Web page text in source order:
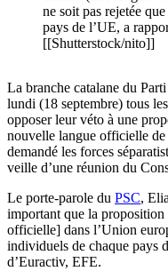
ne soit pas rejetée
pays de l’UE, a
[[Shutterstock/nito]]
La branche catalane du
lundi (18 septembre) tous
opposer leur véto à une
nouvelle langue officielle
demandé les forces
veille d’une réunion du
Le porte-parole du PSC,
important que la
officielle] dans l’Union
individuels de chaque pays
d’Euractiv, EFE.